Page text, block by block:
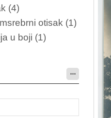
(4)
otisak (1)
u boji (1)